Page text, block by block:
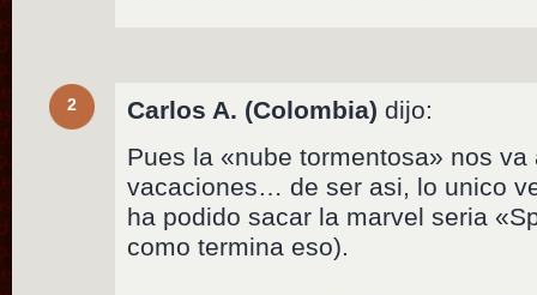
2 Carlos A. (Colombia) dijo:
Pues la «nube tormentosa» nos
vacaciones… de ser asi, lo unico
ha podido sacar la marvel seria
como termina eso).